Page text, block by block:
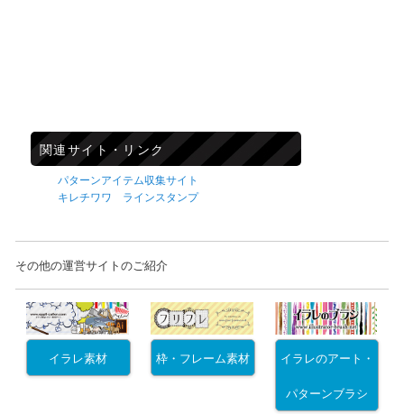
関連サイト・リンク
パターンアイテム収集サイト
キレチワワ ラインスタンプ
その他の運営サイトのご紹介
イラレ素材 枠・フレーム素材 イラレのアート・
パターンブラシ